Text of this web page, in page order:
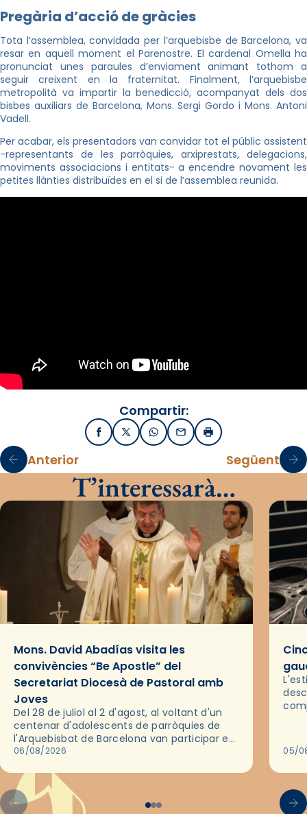
Pregària d’acció de gràcies
Tota l’assemblea, convidada per l’arquebisbe de Barcelona, va
resar en aquell moment el Parenostre. El cardenal Omella ha
pronunciat unes paraules d’enviament animant tothom a
seguir creixent en la fraternitat. Finalment, l’arquebisbe
metropolità va impartir la benedicció, acompanyat dels dos
bisbes auxiliars de Barcelona, Mons. Sergi Gordo i Mons. Antoni
Vadell.
Per acabar, els presentadors van convidar tot el públic assistent
-representants de les parròquies, arxiprestats, delegacions,
moviments associacions i entitats- a encendre novament les
petites llànties distribuïdes en el si de l’assemblea reunida.
Compartir:
FacebookX / TwitterWhatsApp
EmailImprimir
Anterior Següent
T’interessarà…
Mons. David Abadías visita les
convivències “Be Apostle” del
Secretariat Diocesà de Pastoral amb
Joves
Del 28 de juliol al 2 d'agost, al voltant d'un
centenar d'adolescents de parròquies de
l'Arquebisbat de Barcelona van participar en
les convivències Be Apostle, organitzades
06/08/2026 05/